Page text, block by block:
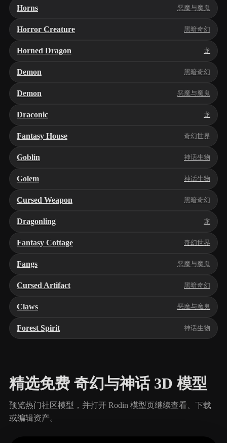
Horns 恶魔与魔鬼
Horror Creature 黑暗奇幻
Horned Dragon 龙
Demon 黑暗奇幻
Demon 恶魔与魔鬼
Draconic 龙
Fantasy House 奇幻世界
Goblin 神话生物
Golem 神话生物
Cursed Weapon 黑暗奇幻
Dragonling 龙
Fantasy Cottage 奇幻世界
Fangs 恶魔与魔鬼
Cursed Artifact 黑暗奇幻
Claws 恶魔与魔鬼
Forest Spirit 神话生物
精选免费 奇幻与神话 3D 模型
预览热门社区模型，并打开 Rodin 模型页继续查看、下载
或编辑资产。